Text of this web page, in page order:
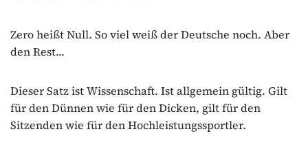
Zero heißt Null. So viel weiß der Deutsche noch. Aber
den Rest...
Dieser Satz ist Wissenschaft. Ist allgemein gültig. Gilt
für den Dünnen wie für den Dicken, gilt für den
Sitzenden wie für den Hochleistungssportler.